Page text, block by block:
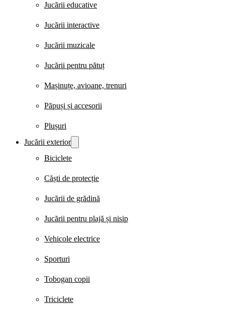
Jucării educative
Jucării interactive
Jucării muzicale
Jucării pentru pătuț
Mașinuțe, avioane, trenuri
Păpuși și accesorii
Plușuri
Jucării exterior
Biciclete
Căști de protecție
Jucării de grădină
Jucării pentru plajă și nisip
Vehicole electrice
Sporturi
Tobogan copii
Triciclete